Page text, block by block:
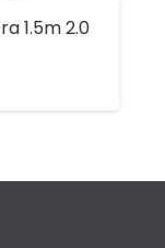
1.5m 2.0